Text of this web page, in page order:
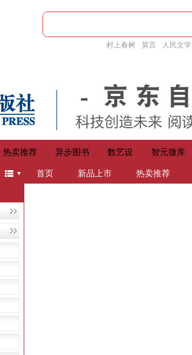
村上春树 莫言 人民文学
热卖推荐 异步图书 数艺设 智元微库
首页 新品上市 热卖推荐